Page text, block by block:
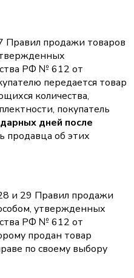
Правил продажи товаров
РФ № 612 от
передается товар
количества,
покупатель
дней после
продавца об этих
и 29 Правил продажи
утвержденных
РФ № 612 от
продан товар
по своему выбору